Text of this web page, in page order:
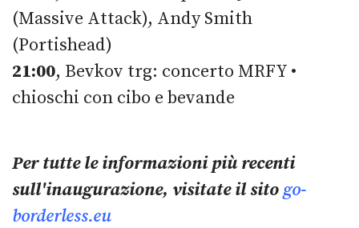
(Massive Attack), Andy Smith
(Portishead)
21:00, Bevkov trg: concerto MRFY •
chioschi con cibo e bevande
Per tutte le informazioni più recenti
sull'inaugurazione, visitate il sitogo-
borderless.eu